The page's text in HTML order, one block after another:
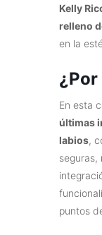
Kelly
relleno
en la
En esta
últimas
labios,
seguras,
puntos